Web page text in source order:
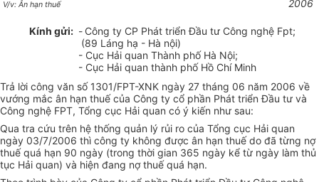
V/v: Ân hạn thuế
2006
Kính gửi: - Công ty CP Phát triển Đầu tư Công nghệ Fpt;
(89 Láng hạ - Hà nội)
- Cục Hải quan Thành phố Hà Nội;
- Cục Hải quan thành phố Hồ Chí Minh
Trả lời công văn số 1301/FPT-XNK ngày 27 tháng 06 năm 2006 về
vướng mắc ân hạn thuế của Công ty cổ phần Phát triển Đầu tư và
Công nghệ FPT, Tổng cục Hải quan có ý kiến như sau:
Qua tra cứu trên hệ thống quản lý rủi ro của Tổng cục Hải quan
ngày 03/7/2006 thì công ty không được ân hạn thuế do đã từng nợ
thuế quá hạn 90 ngày (trong thời gian 365 ngày kể từ ngày làm thủ
tục Hải quan) và hiện đang nợ thuế quá hạn.